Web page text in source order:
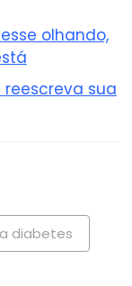
olhando,
sua
diabetes